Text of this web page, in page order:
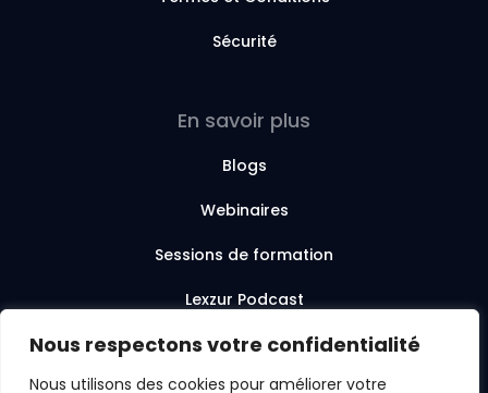
Nous respectons votre confidentialité
Nous utilisons des cookies pour améliorer votre
Sécurité
En savoir plus
Blogs
Webinaires
Sessions de formation
Lexzur Podcast
Lexzur Academy